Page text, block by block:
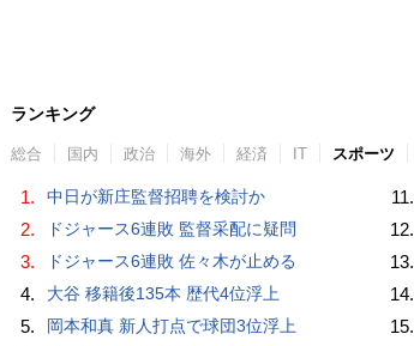
ランキング
総合 国内 政治 海外 経済 IT スポーツ
1. 中日が新庄監督招聘を検討か
2. ドジャース6連敗 監督采配に疑問
3. ドジャース6連敗 佐々木が止める
4. 大谷 移籍後135本 歴代4位浮上
5. 岡本和真 新人打点で球団3位浮上
11.
12.
13.
14.
15.